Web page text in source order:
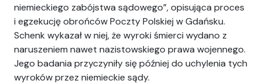
niemieckiego zabójstwa sądowego”, opisująca proces
i egzekucję obrońców Poczty Polskiej w Gdańsku.
Schenk wykazał w niej, że wyroki śmierci wydano z
naruszeniem nawet nazistowskiego prawa wojennego.
Jego badania przyczyniły się później do uchylenia tych
wyroków przez niemieckie sądy.